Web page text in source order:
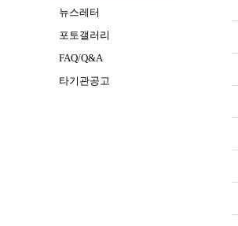
뉴스레터
포토갤러리
FAQ/Q&A
타기관공고